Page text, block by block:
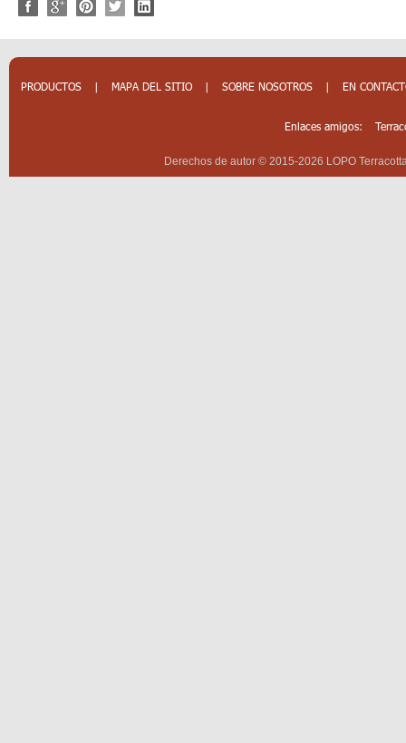
PRODUCTOS | MAPA DEL SITIO | SOBRE NOSOTROS | EN
Enlaces amigos:
Derechos de autor © 2015-2026 LOPO